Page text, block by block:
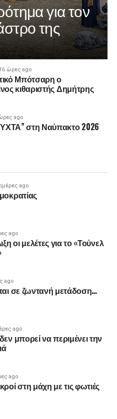
για τον
της
16 ώρες ago
Μπότσαρη ο
κιθαριστής Δημήτρης
ago
στη Ναύπακτο 2026
ago
ago
οι μελέτες για το «Τούνελ
ago
σε ζωντανή μετάδοση…
ago
μπορεί να περιμένει την
ago
στη μάχη με τις φωτιές